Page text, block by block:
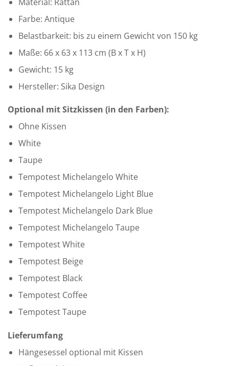
Farbe: Antique
Belastbarkeit: bis zu einem Gewicht von 150 kg
Maße: 66 x 63 x 113 cm (B x T x H)
Gewicht: 15 kg
Hersteller: Sika Design
Optional mit Sitzkissen (in den Farben):
Ohne Kissen
White
Taupe
Tempotest Michelangelo White
Tempotest Michelangelo Light Blue
Tempotest Michelangelo Dark Blue
Tempotest Michelangelo Taupe
Tempotest White
Tempotest Beige
Tempotest Black
Tempotest Coffee
Tempotest Taupe
Lieferumfang
Hängesessel optional mit Kissen